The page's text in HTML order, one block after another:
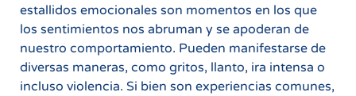
estallidos emocionales son momentos en los que
los sentimientos nos abruman y se apoderan de
nuestro comportamiento. Pueden manifestarse de
diversas maneras, como gritos, llanto, ira intensa o
incluso violencia. Si bien son experiencias comunes,